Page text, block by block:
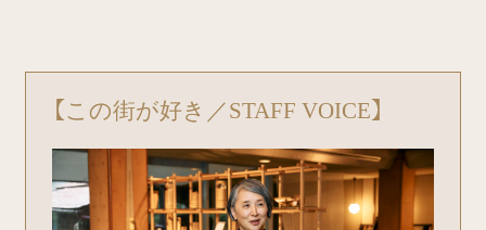
【この街が好き／STAFF VOICE】